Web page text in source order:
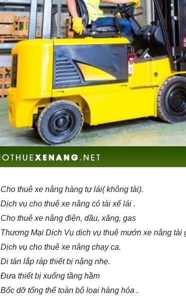
Cho thuê xe nâng hàng tự lái( không tài).
Dịch vụ cho thuê xe nâng có tài xế lái .
Cho thuê xe nâng điện, dầu, xăng, gas
Thương Mại Dịch Vụ dịch vụ thuê mướn xe nâng tài
Dịch vụ cho thuê xe nâng chạy ca.
Di tán lắp ráp thiết bị nặng nhẹ.
Đưa thiết bị xuống tầng hầm
Bốc dỡ tổng thể toàn bộ loại hàng hóa .